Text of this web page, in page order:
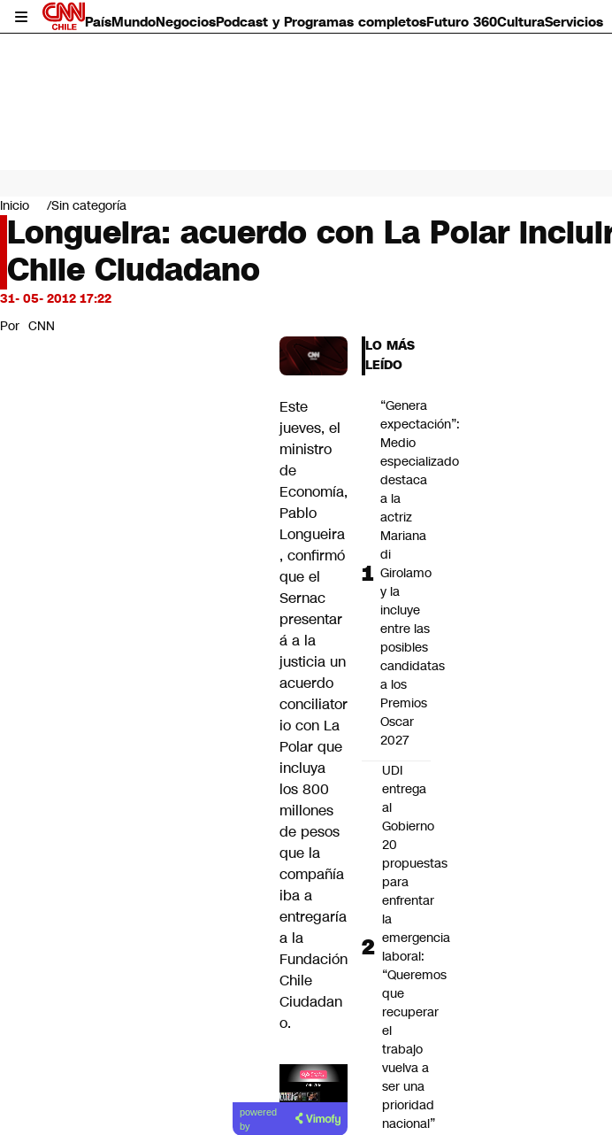
PaísMundoNegociosPodcast y Programas completosFuturo 360CulturaServicios
Mundo
Negocios
Deportes
Programas completos
Cultura
Servicios
Bits
CNN Data
Inicio Sin categoría
Longueira: acuerdo con La Polar
Chile Ciudadano
31- 05- 2012 17:22
Por CNN
Este
jueves, el
ministro
de
Economía,
Pablo
Longueira
, confirmó
que el
Sernac
presentar
á a la
justicia un
acuerdo
conciliator
io con La
Polar que
incluya
los 800
millones
de pesos
que la
compañía
iba a
entregaría
a la
Fundación
Chile
Ciudadan
o.
Lea el
artículo
powered
by
LO MÁS
LEÍDO
“Genera
expectación”:
Medio
especializado
destaca
a la
actriz
Mariana
di
Girolamo
y la
incluye
entre las
posibles
candidatas
a los
Premios
Oscar
2027
UDI
entrega
al
Gobierno
20
propuestas
para
enfrentar
la
emergencia
laboral:
“Queremos
que
recuperar
el
trabajo
vuelva a
ser una
prioridad
nacional”